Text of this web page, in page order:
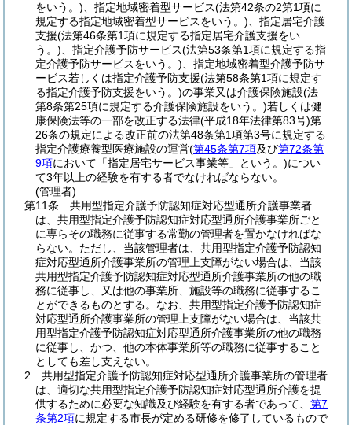
をいう。) 、指定地域密着型サービス(法第42条の2第1項に
規定する指定地域密着型サービスをいう。) 、指定居宅介護
支援(法第46条第1項に規定する指定居宅介護支援をい
う。) 、指定介護予防サービス(法第53条第1項に規定する指
定介護予防サービスをいう。) 、指定地域密着型介護予防サ
ービス若しくは指定介護予防支援(法第58条第1項に規定す
る指定介護予防支援をいう。)の事業又は介護保険施設(法
第8条第25項に規定する介護保険施設をいう。)若しくは健
康保険法等の一部を改正する法律(平成18年法律第83号)第
26条の規定による改正前の法第48条第1項第3号に規定する
指定介護療養型医療施設の運営(第45条第7項及び第72条第
9項において「指定居宅サービス事業等」という。)につい
て3年以上の経験を有する者でなければならない。
(管理者)
第11条
共用型指定介護予防認知症対応型通所介護事業者
は、共用型指定介護予防認知症対応型通所介護事業所ごと
に専らその職務に従事する常勤の管理者を置かなければな
らない。 ただし、当該管理者は、共用型指定介護予防認知
症対応型通所介護事業所の管理上支障がない場合は、当該
共用型指定介護予防認知症対応型通所介護事業所の他の職
務に従事し、又は他の事業所、施設等の職務に従事するこ
とができるものとする。 なお、共用型指定介護予防認知症
対応型通所介護事業所の管理上支障がない場合は、当該共
用型指定介護予防認知症対応型通所介護事業所の他の職務
に従事し、かつ、他の本体事業所等の職務に従事すること
としても差し支えない。
2
共用型指定介護予防認知症対応型通所介護事業所の管理者
は、適切な共用型指定介護予防認知症対応型通所介護を提
供するために必要な知識及び経験を有する者であって、 第7
条第2項に規定する市長が定める研修を修了しているもので